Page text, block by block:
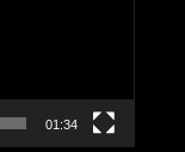
01:34